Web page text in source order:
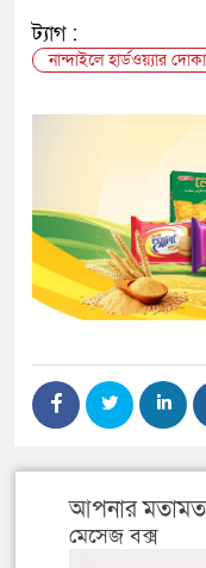
ট্যাগ :
নান্দাইলে হার্ডওয়্যার
আপনার
মেসেজ বক্স